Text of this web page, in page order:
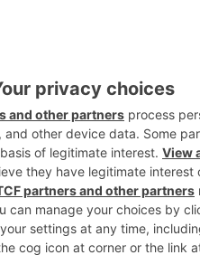
un instrumento
plazo de la actividad
quedan sujetos a los
de la Gerencia
garantiza una
de Salud de Castilla y
realizada en el marco